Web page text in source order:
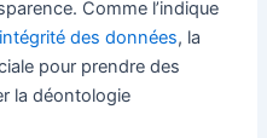
Comme l’indique
des données, la
pour prendre des
la déontologie